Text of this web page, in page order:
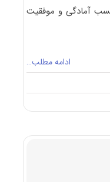
آمادگی و موفقیت
ادامه مطلب…